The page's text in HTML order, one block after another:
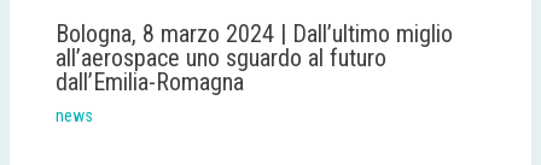
Bologna, 8 marzo 2024 | Dall’ultimo miglio
all’aerospace uno sguardo al futuro
dall’Emilia-Romagna
news